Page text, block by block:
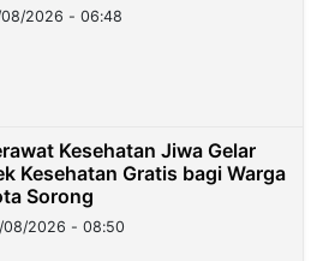
08/2026 - 06:48
Kesehatan Jiwa Gelar
Kesehatan Gratis bagi Warga
Sorong
08/2026 - 08:50